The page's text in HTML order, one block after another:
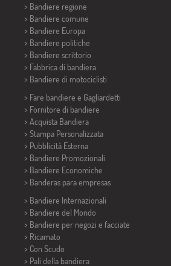
> Bandiere regione
> Bandiere comune
> Bandiere Europa
> Bandiere politiche
> Bandiere scrittorio
> Fabbrica di bandiera
> Bandiere di motociclisti
> Fare bandiere e Gagliardetti
> Fornitore di bandiere
> Acquista Bandiera
> Stampa Personalizzata
> Pubblicità Esterna
> Bandiere Promozionali
> Bandiere Economiche
> Banderas para empresas
> Bandiere Internazionali
> Bandiere del Mondo
> Bandiere per negozi e facciate
> Ricamato
> Con Scudo
> Pali della bandiera